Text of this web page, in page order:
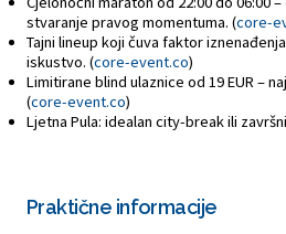
stvaranje pravog momentuma. (core-
Tajni lineup koji čuva faktor
iskustvo. (core-event.co)
Limitirane blind ulaznice od 19 EUR –
(core-event.co)
Ljetna Pula: idealan city-break ili
Praktične informacije